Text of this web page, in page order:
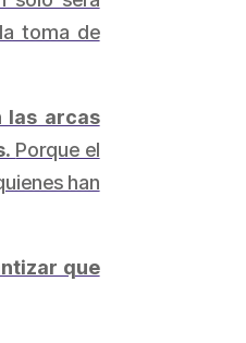
toma de
las arcas
Porque el
han
que